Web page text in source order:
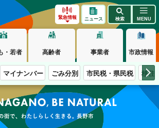
緊急情報 ニュース 検索 MENU
・若者 高齢者 事業者 市政情報
マイナンバー ごみ分別 市民税・県民税 移住
で、わたしらしく生きる。長野市